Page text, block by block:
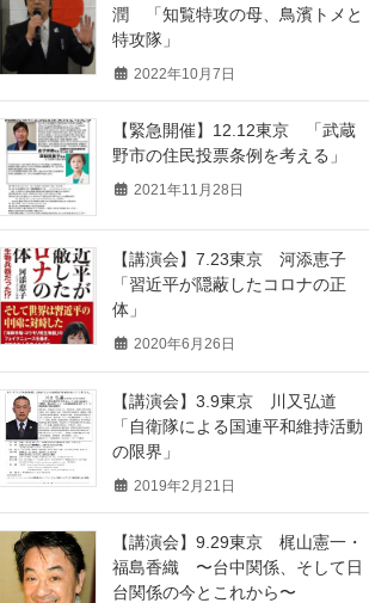
潤 「知覧特攻の母、鳥濱トメと
特攻隊」
2022年10月7日
【緊急開催】12.12東京 「武蔵
野市の住民投票条例を考える」
2021年11月28日
【講演会】7.23東京 河添恵子
「習近平が隠蔽したコロナの正
体」
2020年6月26日
【講演会】3.9東京 川又弘道
「自衛隊による国連平和維持活動
の限界」
2019年2月21日
【講演会】9.29東京 梶山憲一・
福島香織 〜台中関係、そして日
台関係の今とこれから〜